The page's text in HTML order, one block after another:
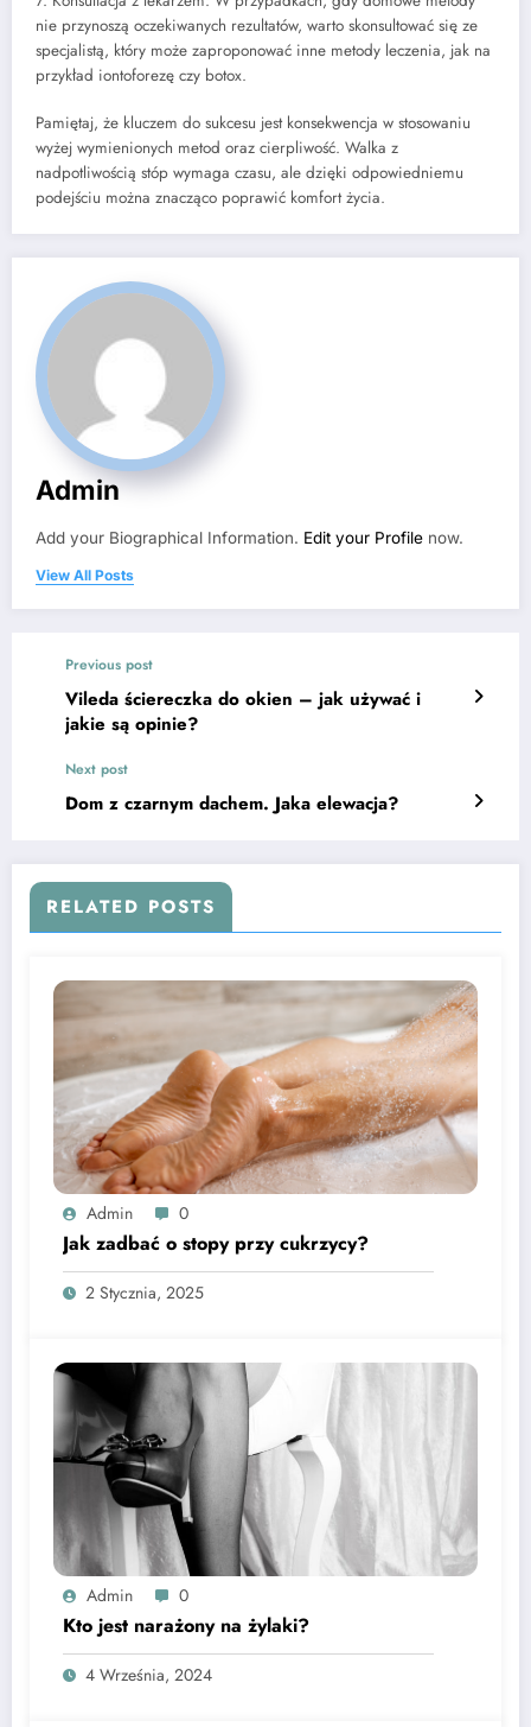
nie przynoszą oczekiwanych rezultatów, warto skonsultować się ze
specjalistą, który może zaproponować inne metody leczenia, jak na
przykład iontoforezę czy botox.
Pamiętaj, że kluczem do sukcesu jest konsekwencja w stosowaniu
wyżej wymienionych metod oraz cierpliwość. Walka z
nadpotliwością stóp wymaga czasu, ale dzięki odpowiedniemu
podejściu można znacząco poprawić komfort życia.
Admin
Add your Biographical Information. Edit your Profile now.
View All Posts
Previous post
Vileda ściereczka do okien – jak używać i
jakie są opinie?
Next post
Dom z czarnym dachem. Jaka elewacja?
RELATED POSTS
Admin 0
Jak zadbać o stopy przy cukrzycy?
2 Stycznia, 2025
Admin 0
Kto jest narażony na żylaki?
4 Września, 2024